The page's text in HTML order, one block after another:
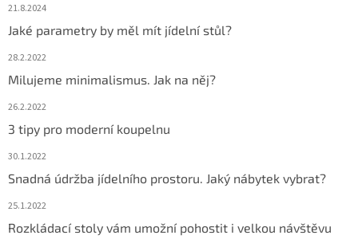
21.8.2024
Jaké parametry by měl mít jídelní stůl?
28.2.2022
Milujeme minimalismus. Jak na něj?
26.2.2022
3 tipy pro moderní koupelnu
30.1.2022
Snadná údržba jídelního prostoru. Jaký nábytek vybrat?
25.1.2022
Rozkládací stoly vám umožní pohostit i velkou návštěvu